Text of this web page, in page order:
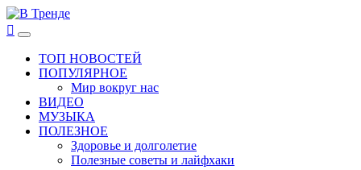
Перейти
к
содержимому
В Тренде
Самые свежие новости интернета
Основное
менюТОП НОВОСТЕЙ
ПОПУЛЯРНОЕ
Мир вокруг нас
ВИДЕО
МУЗЫКА
ПОЛЕЗНОЕ
Здоровье и долголетие
Полезные советы и лайфхаки